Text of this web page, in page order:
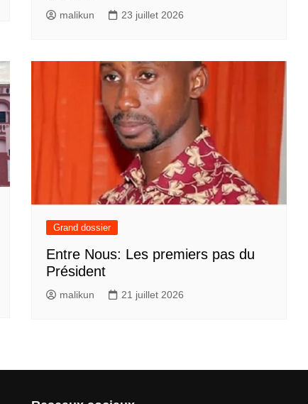
malikun 23 juillet 2026
Grand dossier
Entre Nous: Les premiers pas du
Président
malikun 21 juillet 2026